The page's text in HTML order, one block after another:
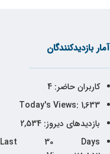
آمار بازدیدکنندگان
کاربران حاضر:4
Today's Views: 1,633
بازدیدهای دیروز:2,534
Last 30 Days